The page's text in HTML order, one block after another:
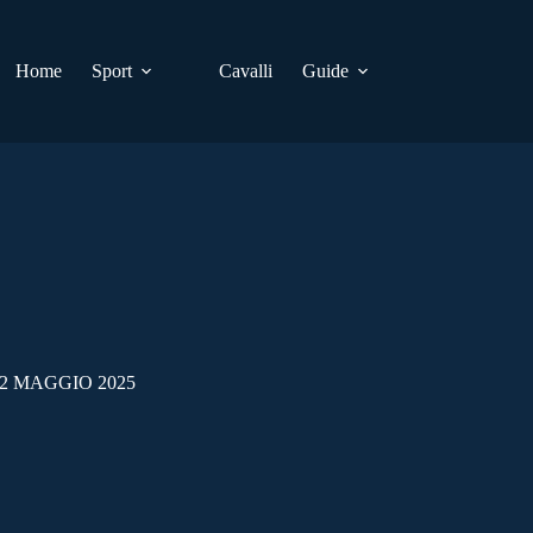
Home
Sport Cavalli Guide
MAGGIO 2025